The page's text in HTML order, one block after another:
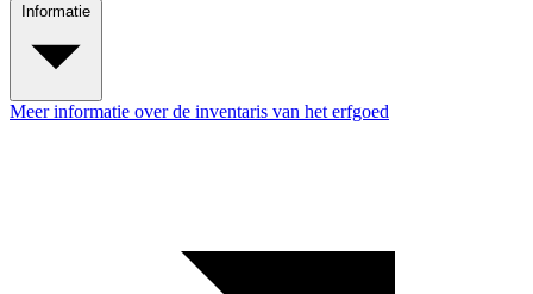
Informatie
Meer informatie over de inventaris van het erfgoed